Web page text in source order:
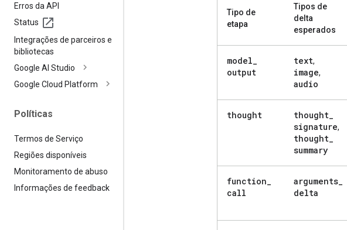
Erros da API
Status
Integrações de parceiros e
bibliotecas
Google AI Studio
Google Cloud Platform
Políticas
Termos de Serviço
Regiões disponíveis
Monitoramento de abuso
Informações de feedback
Tipo de
etapa
Tipos de
delta
esperados
model_
output
text,
image,
audio
thought thought_
signature,
thought_
summary
function_
call
arguments_
delta